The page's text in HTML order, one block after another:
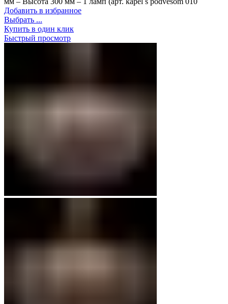
Добавить в избранное
Выбрать ...
Купить в один клик
Быстрый просмотр